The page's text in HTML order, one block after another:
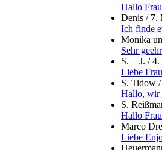
Hallo
Denis / 7.
Ich finde
Monika
Sehr
S. + J. /4.
Liebe
S. Tidow /
Hallo, wir
S.
Hallo
Marco
Liebe